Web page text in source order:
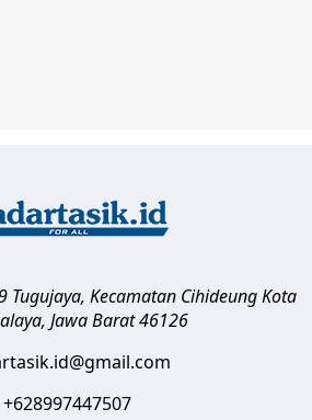
Tugujaya, Kecamatan CihideungKota
, Jawa Barat 46126
+628997447507